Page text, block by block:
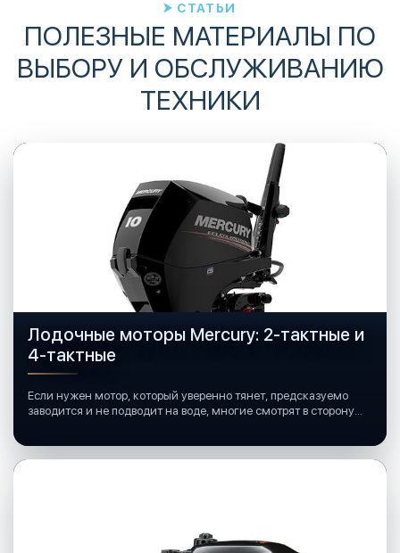
СТАТЬИ
ПОЛЕЗНЫЕ МАТЕРИАЛЫ ПО
ВЫБОРУ И ОБСЛУЖИВАНИЮ
ТЕХНИКИ
Лодочные моторы Mercury: 2-тактные и
4-тактные
Если нужен мотор, который уверенно тянет, предсказуемо
заводится и не подводит на воде, многие смотрят в сторону